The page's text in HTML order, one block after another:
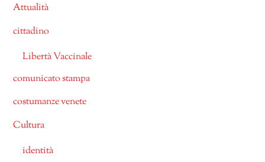
Attualità
cittadino
Libertà Vaccinale
comunicato stampa
costumanze venete
Cultura
identità